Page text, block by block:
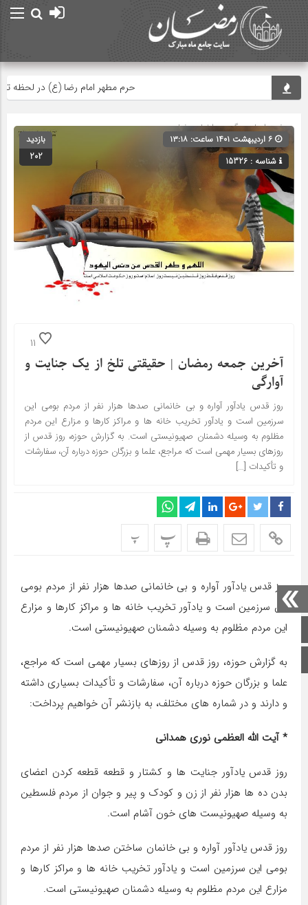
صفحه اصلی
اینستاگرام
حرم مطهر امام رضا (ع) در لحظه
صفحه اصلی» گروه »اخبار رمضان
شناسه : 15326
بازدید
202
11
آخرین جمعه رمضان | حقیقتی تلخ از یک جنایت و
آوارگی
روز قدس یادآور آواره و بی خانمانی صدها هزار نفر از مردم بومی این
سرزمین است و یادآور تخریب خانه ها و مراکز کارها و مزارع این مردم
مظلوم به وسیله دشمنان صهیونیستی است. به گزارش حوزه، روز قدس از
روزهای بسیار مهمی است که مراجع، علما و بزرگان حوزه درباره آن، سفارشات
و تأکیدات […]
پ پ
روز قدس یادآور آواره و بی خانمانی صدها هزار نفر از مردم بومی
این سرزمین است و یادآور تخریب خانه ها و مراکز کارها و مزارع
این مردم مظلوم به وسیله دشمنان صهیونیستی است.
به گزارش حوزه، روز قدس از روزهای بسیار مهمی است که مراجع،
علما و بزرگان حوزه درباره آن، سفارشات و تأکیدات بسیاری داشته
و دارند و در شماره های مختلف، به بازنشر آن خواهیم پرداخت:
* آیت الله العظمی نوری همدانی
روز قدس یادآور جنایت ها و کشتار و قطعه قطعه کردن اعضای
بدن ده ها هزار نفر از زن و کودک و پیر و جوان از مردم فلسطین
به وسیله صهیونیست های خون آشام است.
روز قدس یادآور آواره و بی خانمان ساختن صدها هزار نفر از مردم
بومی این سرزمین است و یادآور تخریب خانه ها و مراکز کارها و
مزارع این مردم مظلوم به وسیله دشمنان صهیونیستی است.